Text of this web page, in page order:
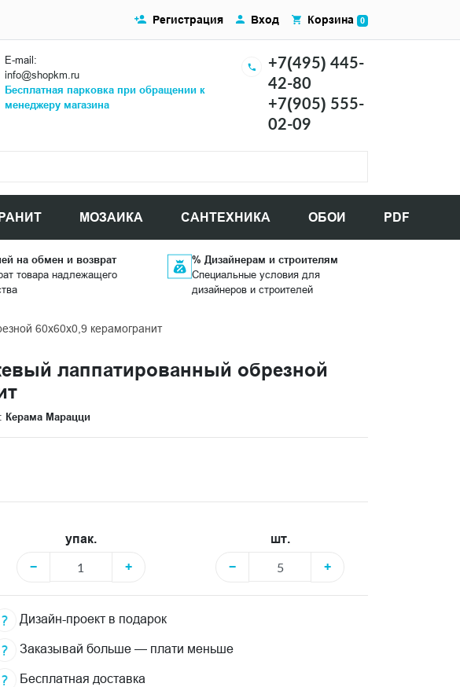
E-mail:
info@shopkm.ru
Бесплатная парковка при обращении к
менеджеру магазина
+7(495) 445-
42-80
+7(905) 555-
02-09
МОЗАИКА САНТЕХНИКА ОБОИ PDF
Регистрация Вход Корзина 0
на обмен и возврат
товара надлежащего
% Дизайнерам и строителям
Специальные условия для
дизайнеров и строителей
60x60x0,9 керамогранит
лаппатированный обрезной
Керама Марацци
упак.
−
+
шт.
−
+
Дизайн-проект в подарок
Заказывай больше — плати меньше
Бесплатная доставка